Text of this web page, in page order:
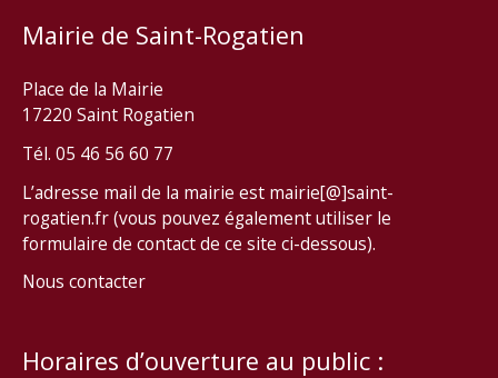
Mairie de Saint-Rogatien
Place de la Mairie
17220 Saint Rogatien
Tél. 05 46 56 60 77
L’adresse mail de la mairie est mairie[@]saint-
rogatien.fr (vous pouvez également utiliser le
formulaire de contact de ce site ci-dessous).
Nous contacter
Horaires d’ouverture au public :